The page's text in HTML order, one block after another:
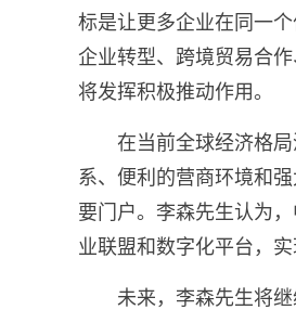
标是让更多企业在同一
企业转型、跨境贸易合
将发挥积极推动作用。
在当前全球经济格
系、便利的营商环境和
要门户。李森先生认为
业联盟和数字化平台，
未来，李森先生将